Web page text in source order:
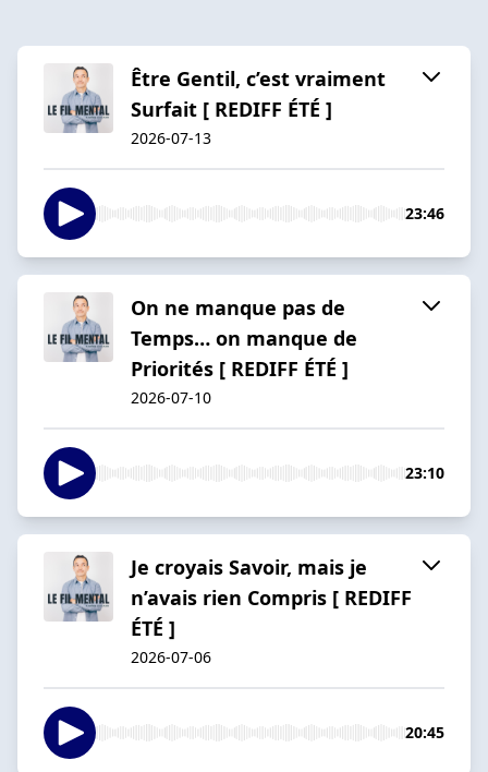
Être Gentil, c’est vraiment
Surfait [ REDIFF ÉTÉ ]
2026-07-13
23:46
On ne manque pas de
Temps… on manque de
Priorités [ REDIFF ÉTÉ ]
2026-07-10
23:10
Je croyais Savoir, mais je
n’avais rien Compris [ REDIFF
ÉTÉ ]
2026-07-06
20:45